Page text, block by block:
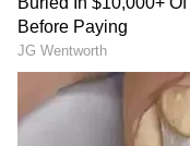
ರಾಹುಲ್, ಗಿಲ್, ಜೈಸ್ವಾಲ್‌ಗೆ
ಸ್ಪೆಷಲ್ ಟಾಸ್ಕ್ ಕೊಟ್ಟ
ಗಂಭೀರ್!